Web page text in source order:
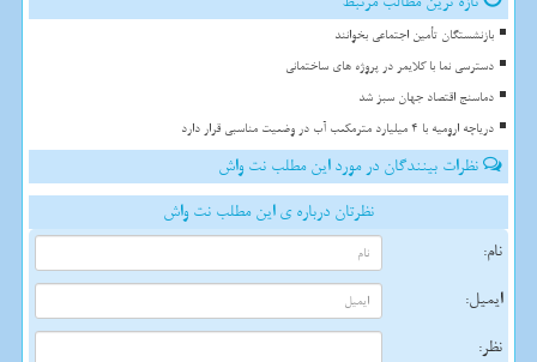
بازنشستگان تأمین اجتماعی بخوانند
دسترسی نما با کلایمر در پروژه های ساختمانی
دماسنج اقتصاد جهان سبز شد
دریاچه ارومیه با 4 میلیارد مترمکعب آب در وضعیت مناسبی قرار دارد
نظرات بینندگان در مورد این مطلب نت واش
نظرتان درباره ی این مطلب نت واش
نام:
ایمیل:
نظر: